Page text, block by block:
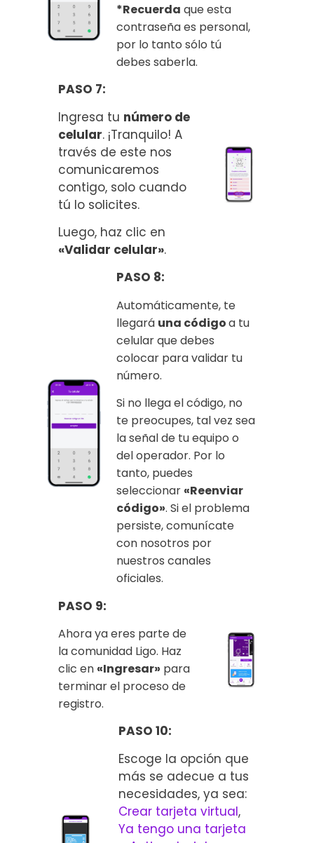
*Recuerda que esta
contraseña es personal,
por lo tanto sólo tú
debes saberla.
PASO 7:
Ingresa tu número de
celular. ¡Tranquilo! A
través de este nos
comunicaremos
contigo, solo cuando
tú lo solicites.
Luego, haz clic en
«Validar celular».
PASO 8:
Automáticamente, te
llegará una códigoa tu
celular que debes
colocar para validar tu
número.
Si no llega el código, no
te preocupes, tal vez sea
la señal de tu equipo o
del operador. Por lo
tanto, puedes
seleccionar «Reenviar
código». Si el problema
persiste, comunícate
con nosotros por
nuestros canales
oficiales.
PASO 9:
Ahora ya eres parte de
la comunidad Ligo. Haz
clic en «Ingresar» para
terminar el proceso de
registro.
PASO 10:
Escoge la opción que
más se adecue a tus
necesidades, ya sea:
Crear tarjeta virtual,
Ya tengo una tarjeta